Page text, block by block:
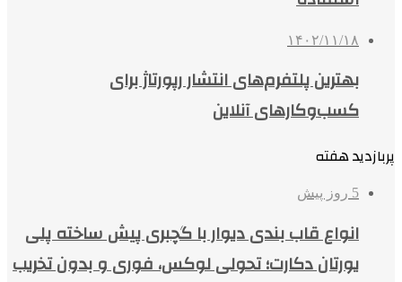
۱۴۰۲/۱۱/۱۸
بهترین پلتفرم‌های انتشار رپورتاژ برای
کسب‌وکارهای آنلاین
پربازدید هفته
5 روز پیش
انواع قاب بندی دیوار با گچبری پیش ساخته پلی
یورتان دکارت؛ تحولی لوکس، فوری و بدون تخریب